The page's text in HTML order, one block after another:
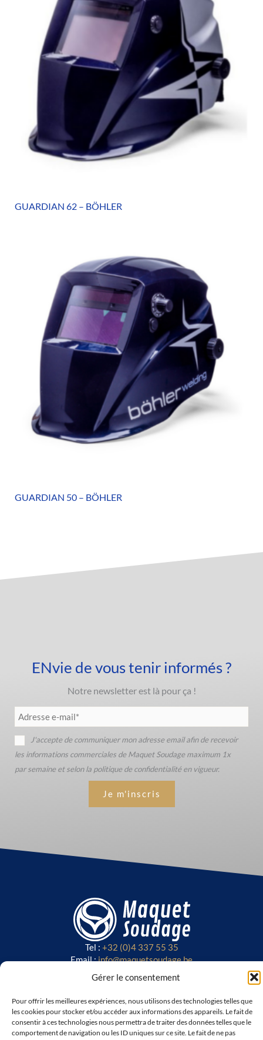
Gérer le consentement
Pour offrir les meilleures expériences, nous utilisons des technologies telles que
les cookies pour stocker et/ou accéder aux informations des appareils. Le fait de
consentir à ces technologies nous permettra de traiter des données telles que le
comportement de navigation ou les ID uniques sur ce site. Le fait de ne pas
GUARDIAN 62 – BÖHLER
GUARDIAN 50 – BÖHLER
ENvie de vous tenir informés ?
Notre newsletter est là pour ça !
Veuillez laisser ce champ vide.
J'accepte de communiquer mon adresse email afin de recevoir
les informations commerciales de Maquet Soudage maximum 1x
par semaine et selon la politique de confidentialité en vigueur.
Tel : +32 (0)4 337 55 35
Email :info@maquetsoudage.be
Nous rejoindre sur les réseaux
L
F